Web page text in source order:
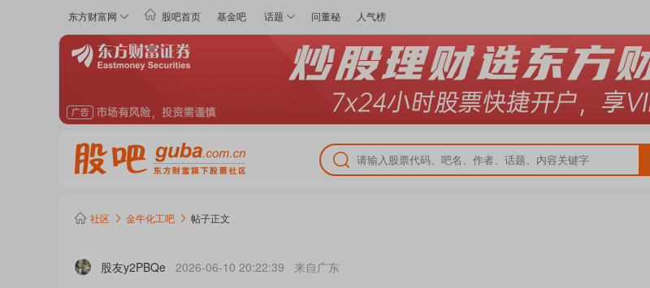
东方财富网 股吧首页 基金吧 话题 问董秘 人气榜
社区 金牛化工吧 帖子正文
股友y2PBQe 2026-06-10 20:22:39 来自广东